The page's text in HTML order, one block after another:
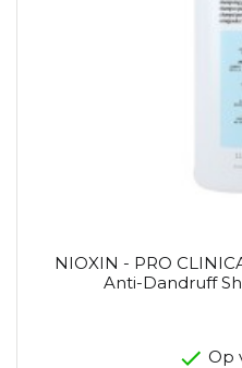
NIOXIN - PRO
Anti-Dandruff
Op